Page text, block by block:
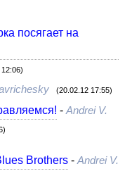
посягает на
(20.02.12 17:55)
-Andrei V.
Brothers- Andrei V.